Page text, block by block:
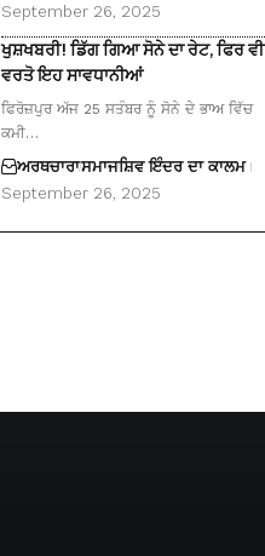
September 26, 2025
ਖੁਸ਼ਖਬਰੀ! ਡਿੱਗ ਗਿਆ ਸੋਨੇ ਦਾ ਰੇਟ, ਫਿਰ ਵੀ
ਵਰਤੋ ਇਹ ਸਾਵਧਾਨੀਆਂ
ਫਿਰੋਜ਼ਪੁਰ ਅੱਜ 25 ਸਤੰਬਰ ਨੂੰ ਸੋਨੇ ਦੇ ਭਾਅ ਵਿੱਚ
ਕਮੀ…
ਅਰਥਚਾਰਾਸਮਾਜਸ਼ਿਵ ਇੰਦਰ ਦਾ ਕਾਲਮ
September 26, 2025